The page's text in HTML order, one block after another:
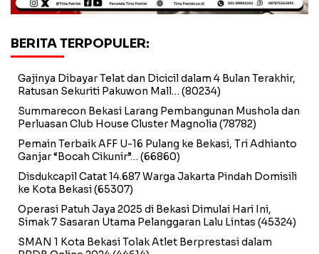
BERITA TERPOPULER:
Gajinya Dibayar Telat dan Dicicil dalam 4 Bulan Terakhir,
Ratusan Sekuriti Pakuwon Mall… (80234)
Summarecon Bekasi Larang Pembangunan Mushola dan
Perluasan Club House Cluster Magnolia (78782)
Pemain Terbaik AFF U-16 Pulang ke Bekasi, Tri Adhianto
Ganjar “Bocah Cikunir”… (66860)
Disdukcapil Catat 14.687 Warga Jakarta Pindah Domisili
ke Kota Bekasi(65307)
Operasi Patuh Jaya 2025 di Bekasi Dimulai Hari Ini,
Simak 7 Sasaran Utama Pelanggaran Lalu Lintas (45324)
SMAN 1 Kota Bekasi Tolak Atlet Berprestasi dalam